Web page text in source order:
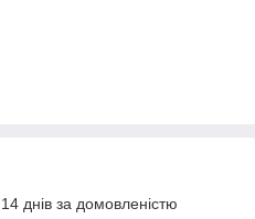
днів за домовленістю